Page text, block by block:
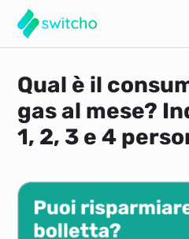
Qual è il
gas al mese?
1, 2, 3 e 4